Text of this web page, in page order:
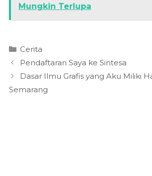
Mungkin Terlupa
Kategori
Cerita
Pendaftaran Saya ke Sintesa
Dasar Ilmu Grafis yang Aku Miliki
Semarang